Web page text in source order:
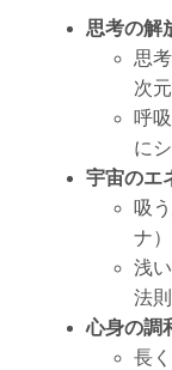
思考の解
思
次
呼
に
宇宙のエ
吸
ナ
浅
法
心身の調
長